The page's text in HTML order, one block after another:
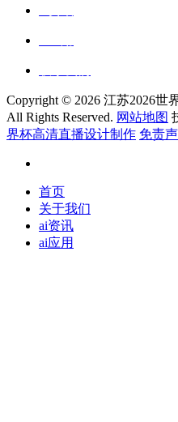
Copyright © 2026 江苏2026世
All Rights Reserved. 网站地图
界杯高清直播设计制作 免责
首页
关于我们
ai资讯
ai应用